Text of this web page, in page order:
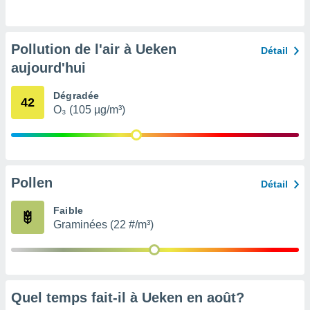
ou
de la
des
notre
Pollution de l'air à Ueken
aujourd'hui
Détail
42 Dégradée
O₃ (105 µg/m³)
Pollen Détail
Faible
Graminées (22 #/m³)
Quel temps fait-il à Ueken en août?